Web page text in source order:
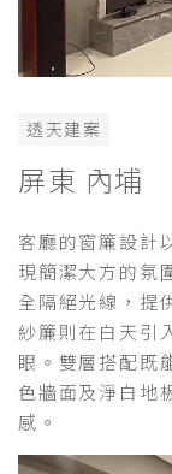
透天建案
屏東 內埔
客廳的窗簾設計
現簡潔大方的氛
全隔絕光線，提
紗簾則在白天引
眼。雙層搭配既
色牆面及淨白地
感。